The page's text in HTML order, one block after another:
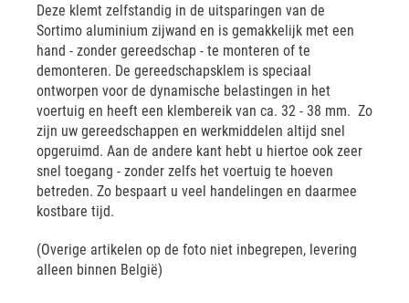
Deze klemt zelfstandig in de uitsparingen van de
Sortimo aluminium zijwand en is gemakkelijk met een
hand - zonder gereedschap - te monteren of te
demonteren. De gereedschapsklem is speciaal
ontworpen voor de dynamische belastingen in het
voertuig en heeft een klembereik van ca. 32 - 38 mm. Zo
zijn uw gereedschappen en werkmiddelen altijd snel
opgeruimd. Aan de andere kant hebt u hiertoe ook zeer
snel toegang - zonder zelfs het voertuig te hoeven
betreden. Zo bespaart u veel handelingen en daarmee
kostbare tijd.
(Overige artikelen op de foto niet inbegrepen, levering
alleen binnen België)